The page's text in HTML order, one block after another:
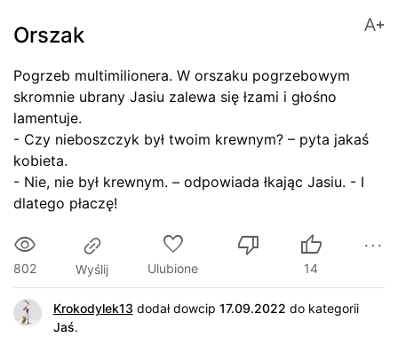
Orszak
Pogrzeb multimilionera. W orszaku pogrzebowym
skromnie ubrany Jasiu zalewa się łzami i głośno
lamentuje.
- Czy nieboszczyk był twoim krewnym? – pyta jakaś
kobieta.
- Nie, nie był krewnym. – odpowiada łkając Jasiu. - I
dlatego płaczę!
802 Wyślij Ulubione 14
Krokodylek13 dodał dowcip 17.09.2022 do kategorii
Jaś.